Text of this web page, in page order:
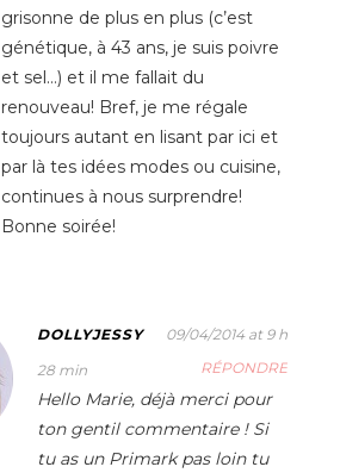
grisonne de plus en plus (c’est
génétique, à 43 ans, je suis poivre
et sel…) et il me fallait du
renouveau! Bref, je me régale
toujours autant en lisant par ici et
par là tes idées modes ou cuisine,
continues à nous surprendre!
Bonne soirée!
DOLLYJESSY
09/04/2014 at 9 h
28 min
RÉPONDRE
Hello Marie, déjà merci pour
ton gentil commentaire ! Si
tu as un Primark pas loin tu